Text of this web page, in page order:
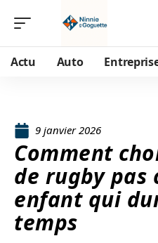
Actu Auto
9 janvier 2026
Comment
de rugby pas
enfant qui
temps